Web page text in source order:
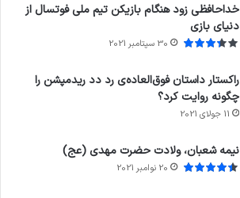
خداحافظی زود هنگام بازیکن تیم ملی فوتسال از
دنیای بازی
30 سپتامبر 2021
راکستار داستان فوق‌العاده‌ی رد دد ریدمپشن را
چگونه روایت کرد؟
11 جولای 2021
نیمه شعبان، ولادت حضرت مهدی (عج)
20 نوامبر 2021